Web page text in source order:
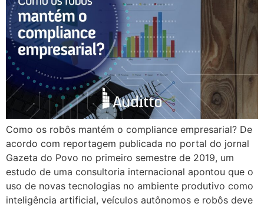
Como os robôs mantém o compliance empresarial? De
acordo com reportagem publicada no portal do jornal
Gazeta do Povo no primeiro semestre de 2019, um
estudo de uma consultoria internacional apontou que o
uso de novas tecnologias no ambiente produtivo como
inteligência artificial, veículos autônomos e robôs deve